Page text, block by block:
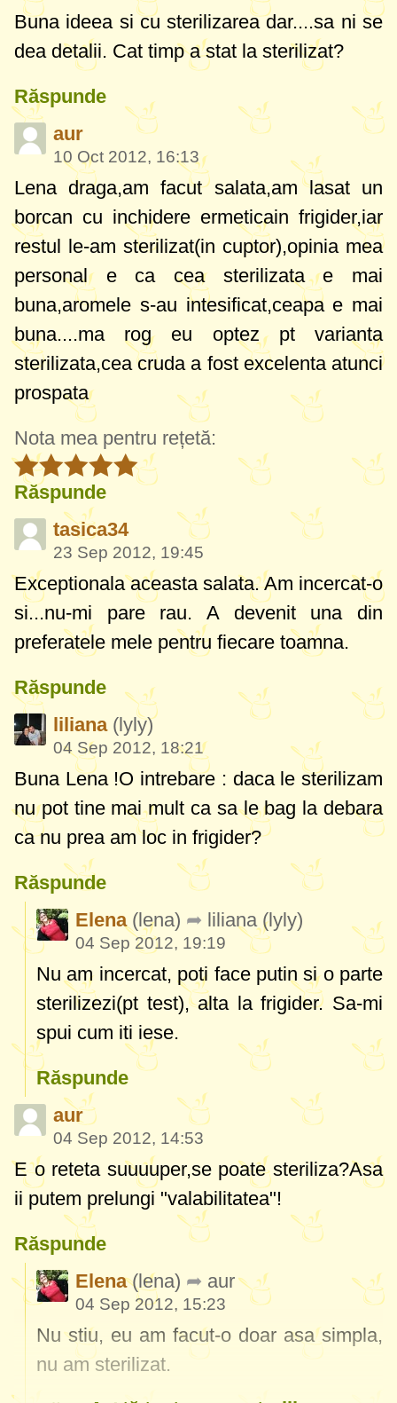
Buna ideea si cu sterilizarea dar....sa ni se
dea detalii. Cat timp a stat la sterilizat?
Răspunde
aur
10 Oct 2012, 16:13
Lena draga,am facut salata,am lasat un
borcan cu inchidere ermeticain frigider,iar
restul le-am sterilizat(in cuptor),opinia mea
personal e ca cea sterilizata e mai
buna,aromele s-au intesificat,ceapa e mai
buna....ma rog eu optez pt varianta
sterilizata,cea cruda a fost excelenta atunci
prospata
Nota mea pentru rețetă:
Răspunde
tasica34
23 Sep 2012, 19:45
Exceptionala aceasta salata. Am incercat-o
si...nu-mi pare rau. A devenit una din
preferatele mele pentru fiecare toamna.
Răspunde
liliana (lyly)
04 Sep 2012, 18:21
Buna Lena !O intrebare : daca le sterilizam
nu pot tine mai mult ca sa le bag la debara
ca nu prea am loc in frigider?
Răspunde
Elena (lena) liliana (lyly)
04 Sep 2012, 19:19
Nu am incercat, poti face putin si o parte
sterilizezi(pt test), alta la frigider. Sa-mi
spui cum iti iese.
Răspunde
aur
04 Sep 2012, 14:53
E o reteta suuuuper,se poate steriliza?Asa
ii putem prelungi "valabilitatea"!
Răspunde
Elena(lena) aur
04 Sep 2012, 15:23
Nu stiu, eu am facut-o doar asa simpla,
nu am sterilizat.